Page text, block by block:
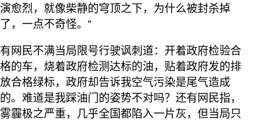
演愈烈，就像柴静的穹顶之下，为什么被封杀掉
了，一点不奇怪。”
有网民不满当局限号行驶讽刺道：开着政府检验合
格的车，烧着政府检测达标的油，贴着政府发的排
放合格绿标，政府却告诉我空气污染是尾气造成
的。难道是我踩油门的姿势不对吗？还有网民指，
雾霾极之严重，几乎全国都陷入一片灰，但当局只